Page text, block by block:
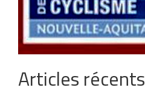
Articles récents